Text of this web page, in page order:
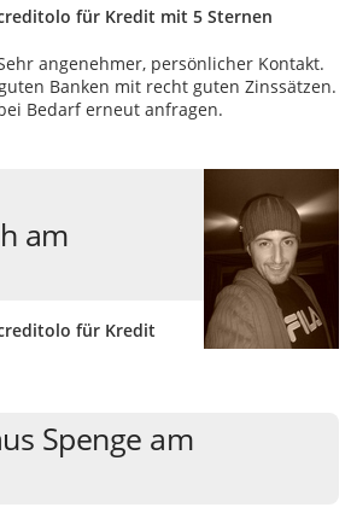
für Kredit mit 5 Sternen
angenehmer, persönlicher Kontakt.
Banken mit recht guten Zinssätzen.
Bedarf erneut anfragen.
am
für Kredit
Spenge am